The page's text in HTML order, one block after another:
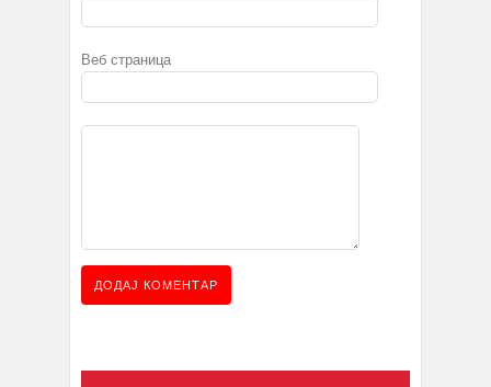
Веб страница